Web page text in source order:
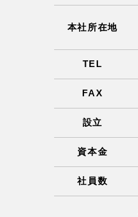
本社所在地
TEL
FAX
設立
資本金
社員数